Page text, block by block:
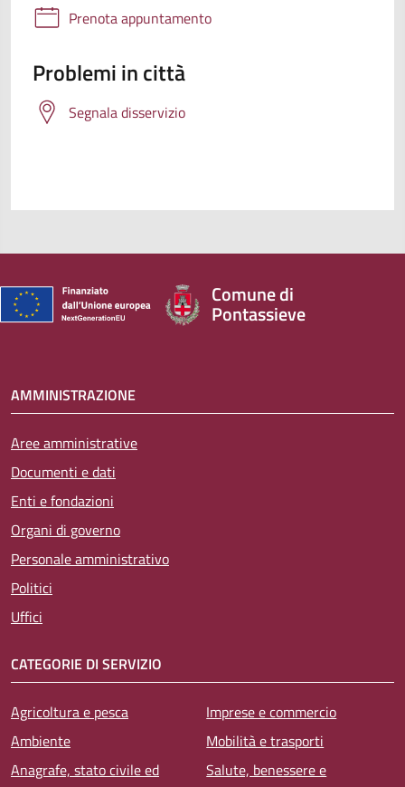
Prenota appuntamento
Problemi in città
Segnala disservizio
Comune di
Pontassieve
AMMINISTRAZIONE
Aree amministrative
Documenti e dati
Enti e fondazioni
Organi di governo
Personale amministrativo
Politici
Uffici
CATEGORIE DI SERVIZIO
Agricoltura e pesca
Ambiente
Anagrafe, stato civile ed
Imprese e commercio
Mobilità e trasporti
Salute, benessere e